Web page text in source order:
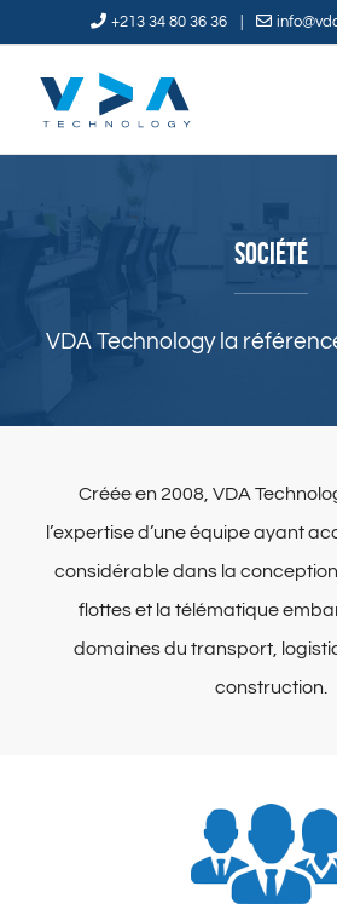
content
+213 34 80 36 36
SOCIÉTÉ
VDA Technology la
Créée en 2008, VDA
l’expertise d’une équipe ayant
considérable dans la
flottes et la télématique
domaines du transport,
construction.